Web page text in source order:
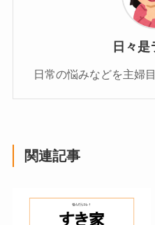
日々是
日常の悩みなどを主婦
関連記事